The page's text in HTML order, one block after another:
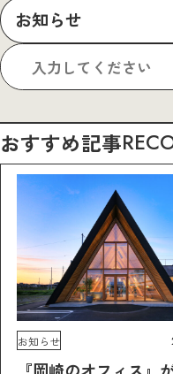
お知らせ
おすすめ記事
お知らせ